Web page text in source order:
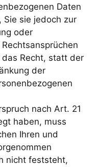
Daten
Sie sie jedoch zur
oder
Recht, statt der
der
nach Art. 21
haben, muss
Ihren und
nicht feststeht,